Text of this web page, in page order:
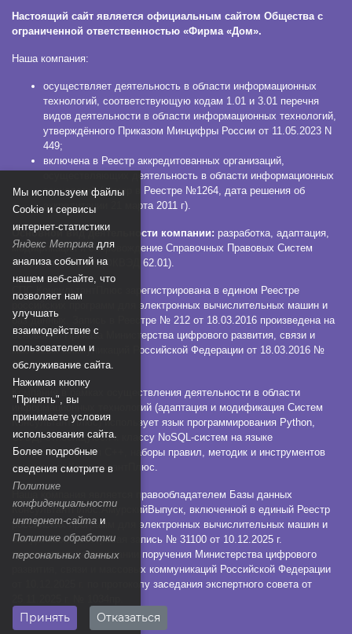
Настоящий сайт является официальным сайтом Общества с
ограниченной ответственностью «Фирма «Дом».
Наша компания:
осуществляет деятельность в области информационных
технологий, соответствующую кодам 1.01 и 3.01 перечня
видов деятельности в области информационных технологий,
утверждённого Приказом Минцифры России от 11.05.2023 N
449;
включена в Реестр аккредитованных организаций,
осуществляющих деятельность в области информационных
технологий (номер в Реестре №1264, дата решения об
аккредитации 21 марта 2011 г).
Основной вид деятельности компании: разработка, адаптация,
модификация и сопровождение Справочных Правовых Систем
КонсультантПлюс (ОКВЭД 62.01).
СПС КонсультантПлюс зарегистрирована в едином Реестре
российских программ для электронных вычислительных машин и
баз данных. Запись в Реестре № 212 от 18.03.2016 произведена на
основании Приказа Министерства цифрового развития, связи и
массовых коммуникаций Российской Федерации от 18.03.2016 №
112.
Компания в рамках осуществления деятельности в области
информационных технологий (адаптация и модификация Систем
КонсультантПлюс) использует язык программирования Python,
СУБД, относящуюся к классу NoSQL-систем на языке
программирования C++, наборы правил, методик и инструментов
технологии КонсультантПлюс.
Наша компания является правообладателем Базы данных
КонсультантПлюс:АмурскийВыпуск, включенной в единый Реестр
российских программ для электронных вычислительных машин и
баз данных. Реестровая запись № 31100 от 10.12.2025 г.
произведена на основании поручения Министерства цифрового
развития, связи и массовых коммуникаций Российской Федерации
от 10.12.2025 г. по протоколу заседания экспертного совета от
Мы используем файлы
Сookie и сервисы
интернет-статистики
Яндекс Метрика для
анализа событий на
нашем веб-сайте, что
позволяет нам
улучшать
взаимодействие с
пользователем и
обслуживание сайта.
Нажимая кнопку
"Принять", вы
принимаете условия
использования сайта.
Более подробные
сведения смотрите в
Политике
конфиденциальности
интернет-сайта и
Политике обработки
персональных данных
Принять Отказаться